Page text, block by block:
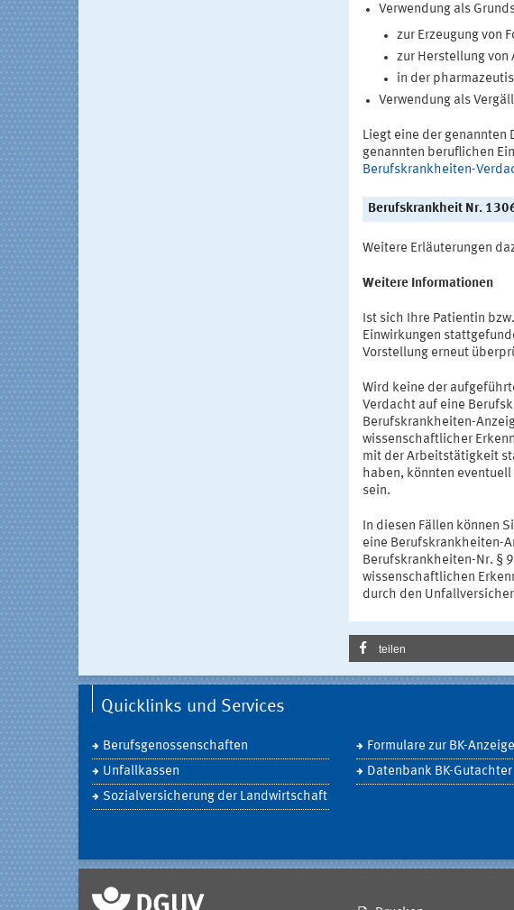
Verwendung als
zur Erzeugung von
zur Herstellung von
in der
Verwendung als
Liegt eine der genannten
genannten beruflichen
Berufskrankheiten-
Berufskrankheit Nr.
Weitere Erläuterungen
Weitere Informationen
Ist sich Ihre Patientin
Einwirkungen
Vorstellung erneut
Wird keine der
Verdacht auf eine
Berufskrankheiten-
wissenschaftlicher
mit der Arbeitstätigkeit
haben, könnten
sein.
In diesen Fällen können
eine Berufskrankheiten-
Berufskrankheiten-Nr. §
wissenschaftlichen
durch den
teilen
Quicklinks und Services
Berufsgenossenschaften
Unfallkassen
Sozialversicherung der Landwirtschaft
Formulare zur BK-Anzeige
Datenbank BK-Gutachter